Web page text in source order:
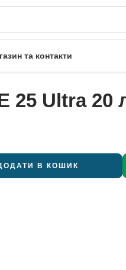
та контакти
25 Ultra 20
В КОШИК